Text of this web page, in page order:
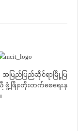
ပြည်ပြည်ဆိုင်ရာမြို့ပြ
ဖွံ့ဖြိုးတိုးတက်စေရေးနှ